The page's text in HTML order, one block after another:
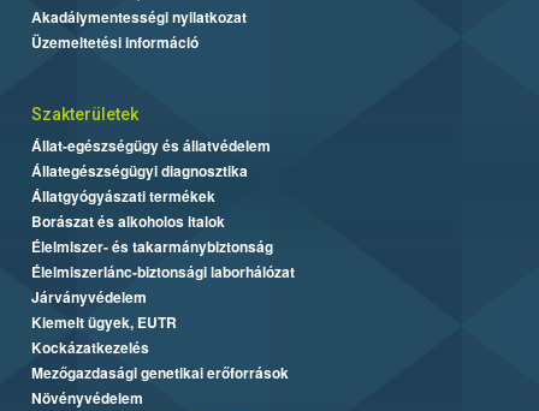
Akadálymentességi nyilatkozat
Üzemeltetési információ
Szakterületek
Állat-egészségügy és állatvédelem
Állategészségügyi diagnosztika
Állatgyógyászati termékek
Borászat és alkoholos italok
Élelmiszer- és takarmánybiztonság
Élelmiszerlánc-biztonsági laborhálózat
Járványvédelem
Kiemelt ügyek, EUTR
Kockázatkezelés
Mezőgazdasági genetikai erőforrások
Növényvédelem